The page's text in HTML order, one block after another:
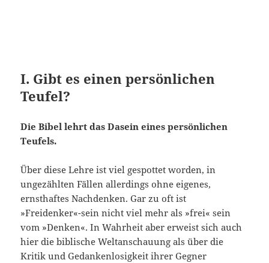
I. Gibt es einen persönlichen
Teufel?
Die Bibel lehrt das Dasein eines persönlichen
Teufels.
Über diese Lehre ist viel gespottet worden, in
ungezählten Fällen allerdings ohne eigenes,
ernsthaftes Nachdenken. Gar zu oft ist
»Freidenker«-sein nicht viel mehr als »frei« sein
vom »Denken«. In Wahr­heit aber erweist sich auch
hier die biblische Weltanschauung als über die
Kritik und Gedankenlosigkeit ihrer Gegner